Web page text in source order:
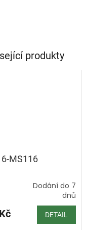
produkty
MS116
Dodání do 7
dnů
DETAIL